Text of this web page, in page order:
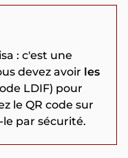
: c'est une
devez avoir les
LDIF) pour
le QR code sur
par sécurité.